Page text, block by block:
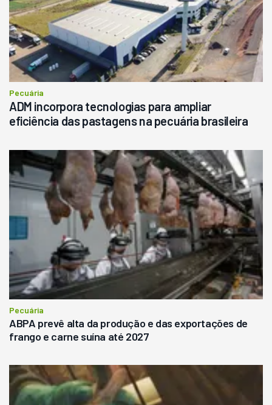
Pecuária
ADM incorpora tecnologias para ampliar
eficiência das pastagens na pecuária brasileira
Pecuária
ABPA prevê alta da produção e das exportações de
frango e carne suína até 2027